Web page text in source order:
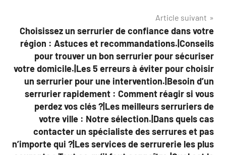
Article suivant
Choisissez un serrurier de confiance dans votre
région : Astuces et recommandations.|Conseils
pour trouver un bon serrurier pour sécuriser
votre domicile.|Les 5 erreurs à éviter pour choisir
un serrurier pour une intervention.|Besoin d’un
serrurier rapidement : Comment réagir si vous
perdez vos clés ?|Les meilleurs serruriers de
votre ville : Notre sélection.|Dans quels cas
contacter un spécialiste des serrures et pas
n’importe qui ?|Les services de serrurerie les plus